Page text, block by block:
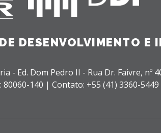
DESENVOLVIMENTO E
- Ed. Dom Pedro II - Rua Dr. Faivre, nº
80060-140 | Contato: +55 (41) 3360-5449